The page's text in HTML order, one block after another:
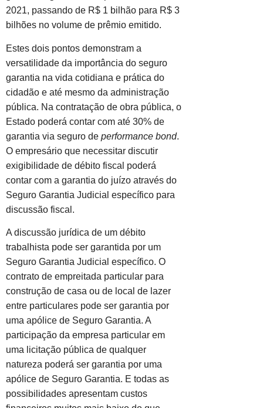
2021, passando de R$ 1 bilhão para R$ 3
bilhões no volume de prêmio emitido.
Estes dois pontos demonstram a
versatilidade da importância do seguro
garantia na vida cotidiana e prática do
cidadão e até mesmo da administração
pública. Na contratação de obra pública, o
Estado poderá contar com até 30% de
garantia via seguro de performance bond.
O empresário que necessitar discutir
exigibilidade de débito fiscal poderá
contar com a garantia do juízo através do
Seguro Garantia Judicial específico para
discussão fiscal.
A discussão jurídica de um débito
trabalhista pode ser garantida por um
Seguro Garantia Judicial específico. O
contrato de empreitada particular para
construção de casa ou de local de lazer
entre particulares pode ser garantia por
uma apólice de Seguro Garantia. A
participação da empresa particular em
uma licitação pública de qualquer
natureza poderá ser garantia por uma
apólice de Seguro Garantia. E todas as
possibilidades apresentam custos